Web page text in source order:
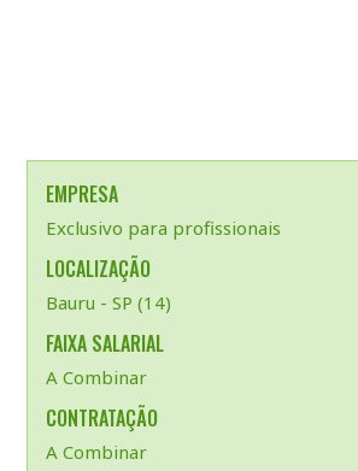
EMPRESA
Exclusivo para profissionais
LOCALIZAÇÃO
Bauru - SP (14)
FAIXA SALARIAL
A Combinar
CONTRATAÇÃO
A Combinar